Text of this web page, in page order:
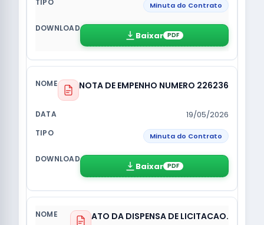
Minuta do Contrato
Baixar PDF
NOTA DE EMPENHO NUMERO 226236
19/05/2026
Minuta do Contrato
Baixar PDF
ATO DA DISPENSA DE LICITACAO.